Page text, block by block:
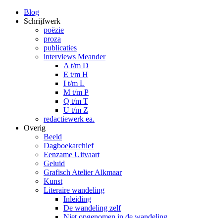
Blog
Schrijfwerk
poëzie
proza
publicaties
interviews Meander
A t/m D
E t/m H
I t/m L
M t/m P
Q t/m T
U t/m Z
redactiewerk ea.
Overig
Beeld
Dagboekarchief
Eenzame Uitvaart
Geluid
Grafisch Atelier Alkmaar
Kunst
Literaire wandeling
Inleiding
De wandeling zelf